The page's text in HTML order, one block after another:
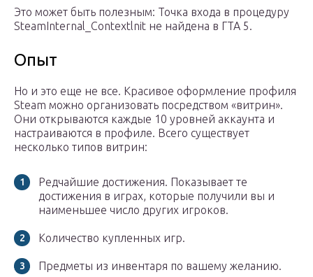
Это может быть полезным: Точка входа в процедуру
SteamInternal_Contextlnit не найдена в ГТА 5.
Опыт
Но и это еще не все. Красивое оформление профиля
Steam можно организовать посредством «витрин».
Они открываются каждые 10 уровней аккаунта и
настраиваются в профиле. Всего существует
несколько типов витрин:
Редчайшие достижения. Показывает те
достижения в играх, которые получили вы и
наименьшее число других игроков.
Количество купленных игр.
Предметы из инвентаря по вашему желанию.